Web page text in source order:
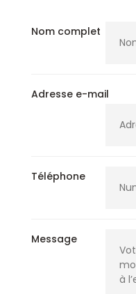
Nom complet
Adresse e-mail
Téléphone
Message